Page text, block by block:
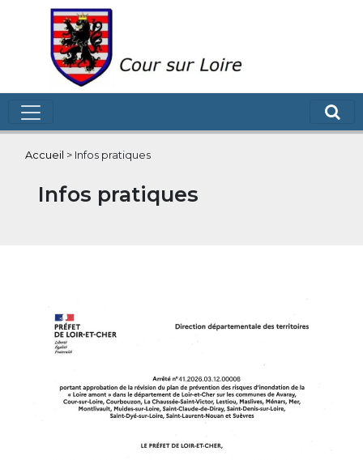
Accueil > Infos pratiques
Infos pratiques